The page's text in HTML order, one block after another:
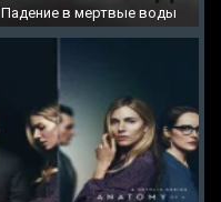
Падение в мертвые воды